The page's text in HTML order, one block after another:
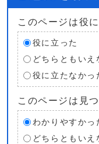
このページは役
役に立った
どちらともいえ
役に立たなかっ
このページは見
わかりやすかっ
どちらともいえ